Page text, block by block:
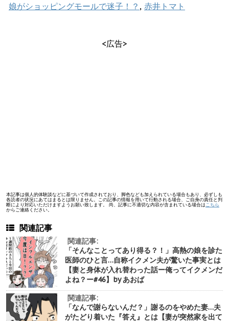
娘がショッピングモールで迷子！？ , 赤井トマト
<広告>
本記事は個人的体験談などに基づいて作成されており、脚色なども加えられている場合もあり、必ずしも
各読者の状況にあてはまるとは限りません。この記事の情報を用いて行動される場合、ご自身の責任と判
断により対応いただけますようお願い致します。 尚、記事に不適切な内容が含まれている場合はこちら
からご連絡ください。
関連記事
関連記事:
「そんなことってあり得る？！」高熱の娘を診た
医師のひと言…自称イクメン夫が驚いた事実とは
【妻と身体が入れ替わった話ー俺ってイクメンだ
よね？ー#46】by あおば
関連記事:
「なんで謝らないんだ？」謝るのをやめた妻…夫
がたどり着いた『答え』とは【妻が突然家を出て